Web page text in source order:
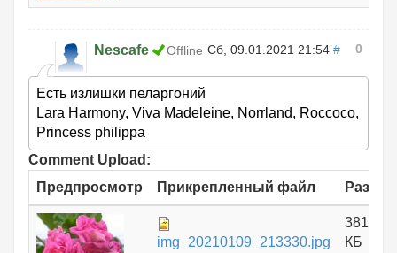
Nescafe Offline Сб, 09.01.2021 21:54 # 0
Есть излишки пеларгоний
Lara Harmony, Viva Madeleine, Norrland, Roccoco,
Princess philippa
Comment Upload:
Предпросмотр
Прикрепленный файл Размер
img_20210109_213330.jpg
381.24
КБ